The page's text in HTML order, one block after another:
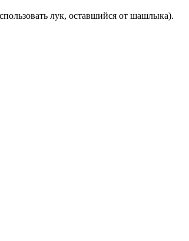
лук, оставшийся от шашлыка).